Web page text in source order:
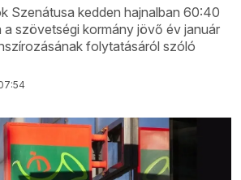
Szenátusa kedden hajnalban 60:40
szövetségi kormány jövő év január
folytatásáról szóló